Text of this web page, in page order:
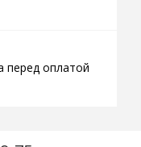
перед оплатой